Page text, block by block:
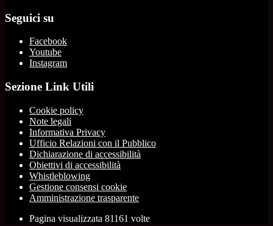
Seguici su
Facebook
Youtube
Instagram
Sezione Link Utili
Cookie policy
Note legali
Informativa Privacy
Ufficio Relazioni con il Pubblico
Dichiarazione di accessibilità
Obiettivi di accessibilità
Whistleblowing
Gestione consensi cookie
Amministrazione trasparente
Pagina visualizzata 81161 volte